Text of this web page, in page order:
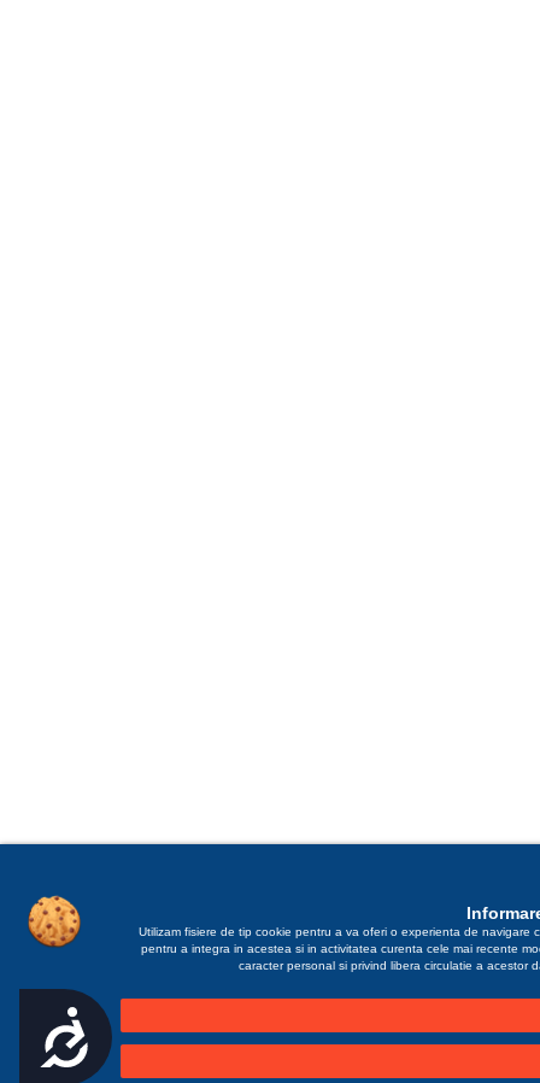
Accesibilitate
Utilizam fisiere de tip cookie pentru a va oferi o experienta de navigare
pentru a integra in acestea si in activitatea curenta cele mai recente
caracter personal si privind libera circulatie a acestor